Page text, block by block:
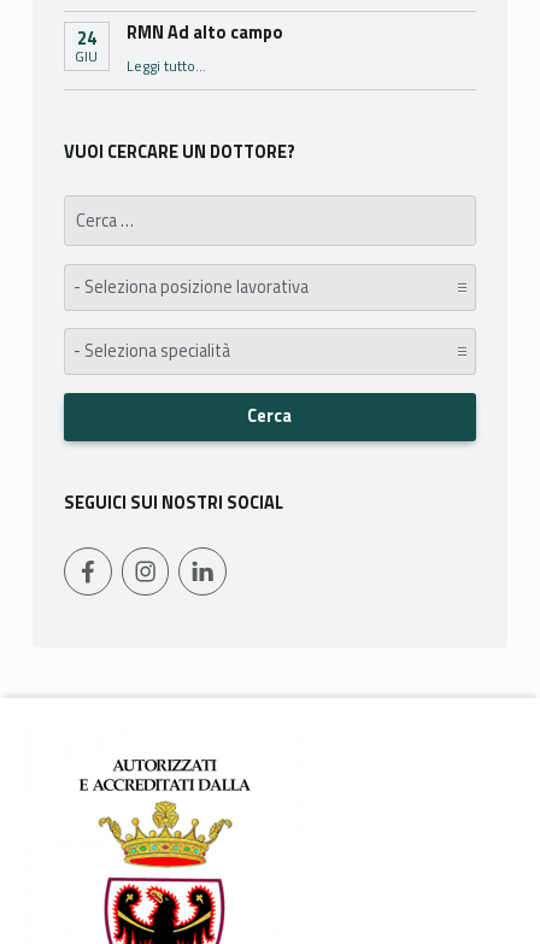
24
GIU
RMN Ad alto campo
Leggi tutto…
VUOI CERCARE UN DOTTORE?
SEGUICI SUI NOSTRI SOCIAL
WebMan on FacebookInstagramLinkedIn
Footer info sidebar